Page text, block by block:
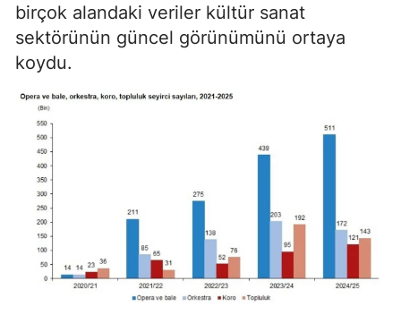
birçok alandaki veriler kültür sanat
sektörünün güncel görünümünü ortaya
koydu.